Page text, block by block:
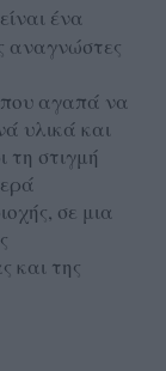
είναι ένα
αναγνώστες
αγαπά να
υλικά και
τη στιγμή
σε μια
και της